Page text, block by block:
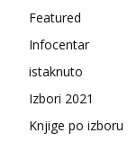
Featured
Infocentar
istaknuto
Izbori 2021
Knjige po izboru